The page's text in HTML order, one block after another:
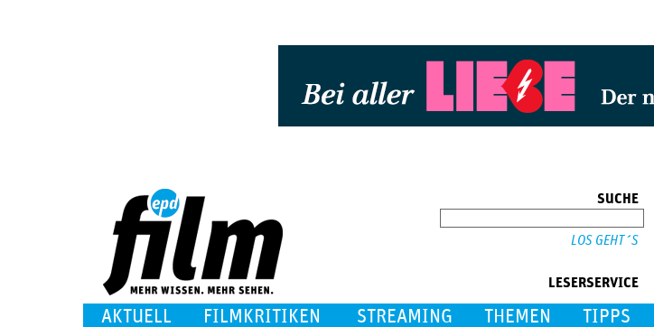
SUCHE
LESERSERVICE
AKTUELL FILMKRITIKEN STREAMING THEMEN TIPPS